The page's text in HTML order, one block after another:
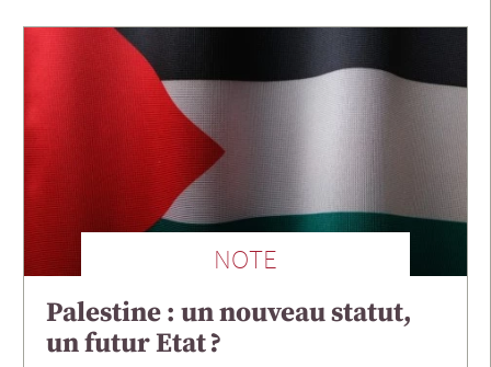
NOTE
Palestine : un nouveau statut,
un futur Etat ?